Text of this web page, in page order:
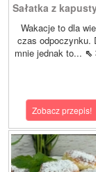
Sałatka z
Wakacje to dla
czas odpoczynku.
mnie jednak to... ⇖
Zobacz przepis!